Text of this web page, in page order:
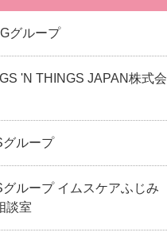
グループ
'N THINGS JAPAN株式会
グループ
グループ イムスケアふじみ
談室